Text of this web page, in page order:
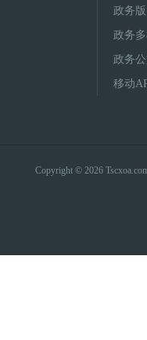
政务版
政务
政务
移动
Copyright © 2026